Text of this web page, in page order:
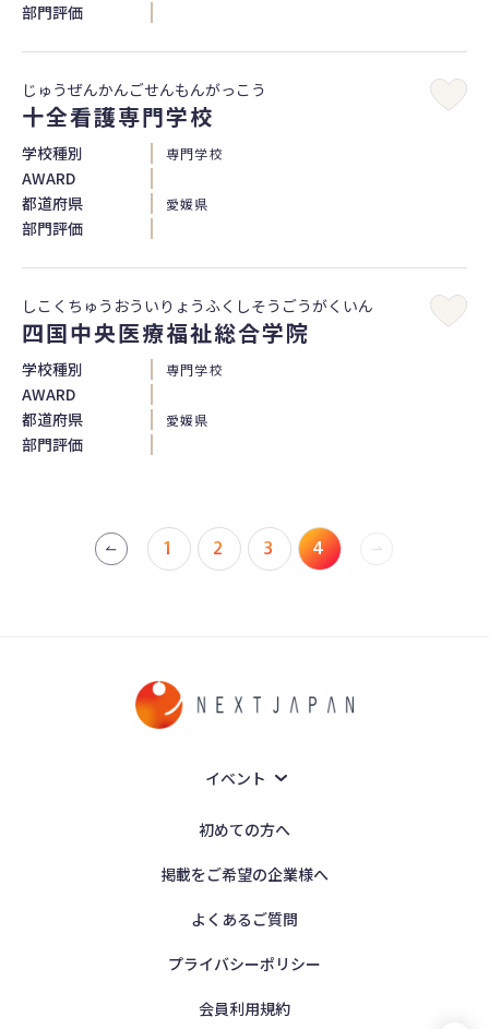
部門評価
じゅうぜんかんごせんもんがっこう
十全看護専門学校
学校種別 専門学校
AWARD
都道府県
愛媛県
部門評価
しこくちゅうおういりょうふくしそうごうがくいん
四国中央医療福祉総合学院
学校種別 専門学校
AWARD
都道府県
愛媛県
部門評価
1 2 3 4
イベント
初めての方へ
掲載をご希望の企業様へ
よくあるご質問
プライバシーポリシー
会員利用規約